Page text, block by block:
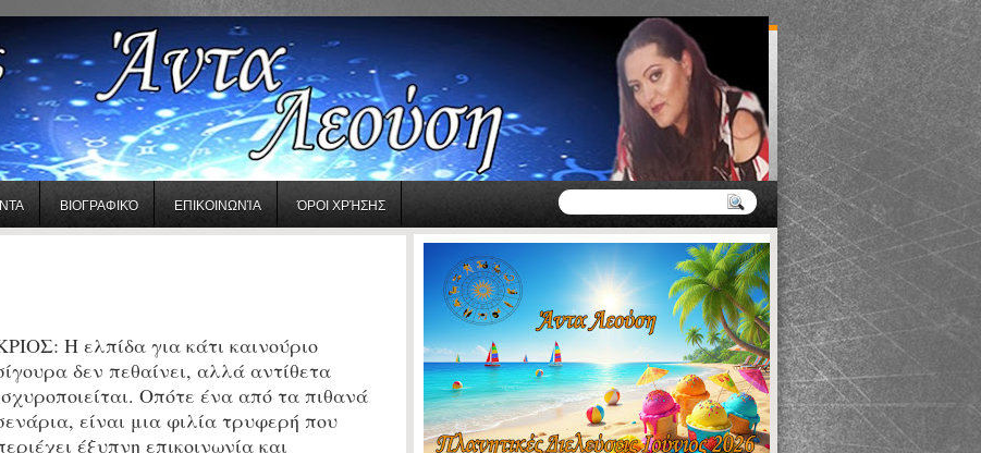
ΒΙΟΓΡΑΦΙΚΌ ΕΠΙΚΟΙΝΩΝΊΑ ΌΡΟΙ ΧΡΉΣΗΣ
Η ελπίδα για κάτι καινούριο
δεν πεθαίνει, αλλά αντίθετα
Οπότε ένα από τα πιθανά
είναι μια φιλία τρυφερή που
έξυπνη επικοινωνία και